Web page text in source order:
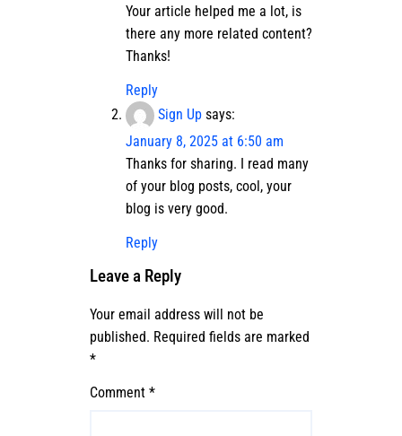
Your article helped me a lot, is
there any more related content?
Thanks!
Reply
Sign Up says:
January 8, 2025 at 6:50 am
Thanks for sharing. I read many
of your blog posts, cool, your
blog is very good.
Reply
Leave a Reply
Your email address will not be
published. Required fields are marked
*
Comment *